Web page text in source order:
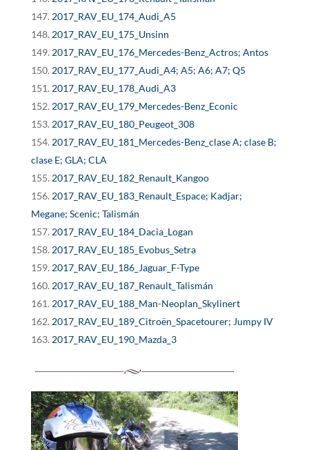
2017_RAV_EU_174_Audi_A5
2017_RAV_EU_175_Unsinn
2017_RAV_EU_176_Mercedes-Benz_Actros; Antos
2017_RAV_EU_177_Audi_A4; A5; A6; A7; Q5
2017_RAV_EU_178_Audi_A3
2017_RAV_EU_179_Mercedes-Benz_Econic
2017_RAV_EU_180_Peugeot_308
2017_RAV_EU_181_Mercedes-Benz_clase A; clase B;
clase E; GLA; CLA
2017_RAV_EU_182_Renault_Kangoo
2017_RAV_EU_183_Renault_Espace; Kadjar;
Megane; Scenic; Talismán
2017_RAV_EU_184_Dacia_Logan
2017_RAV_EU_185_Evobus_Setra
2017_RAV_EU_186_Jaguar_F-Type
2017_RAV_EU_187_Renault_Talismán
2017_RAV_EU_188_Man-Neoplan_Skylinert
2017_RAV_EU_189_Citroën_Spacetourer; Jumpy IV
2017_RAV_EU_190_Mazda_3